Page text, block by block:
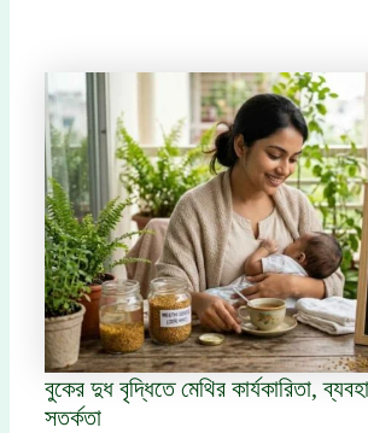
বুকের দুধ বৃদ্ধিতে মেথির কার্যকারিতা,
সতর্কতা